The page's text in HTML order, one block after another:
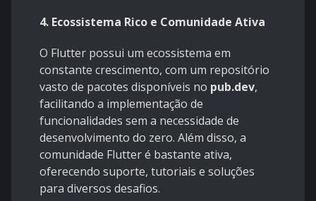
4. Ecossistema Rico e Comunidade Ativa
O Flutter possui um ecossistema em
constante crescimento, com um repositório
vasto de pacotes disponíveis no pub.dev,
facilitando a implementação de
funcionalidades sem a necessidade de
desenvolvimento do zero. Além disso, a
comunidade Flutter é bastante ativa,
oferecendo suporte, tutoriais e soluções
para diversos desafios.